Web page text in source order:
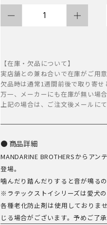
MANDARINE
ッ
ク
ス
ン
ボ
ル
／
LATEX
【在庫・欠品について】
実店舗との兼ね合いで在庫がご用
欠品時は通常1週間前後で取り寄せ
万一、メーカーにも在庫が無い場
上記の場合は、ご注文後メールに
商品詳細
MANDARINE BROTHERSからア
登場。
噛んだり踏んだりすると音が鳴る
※ラテックストイシリーズは愛犬
各種老化防止剤は使用しておりま
じる場合がございます。予めご了承